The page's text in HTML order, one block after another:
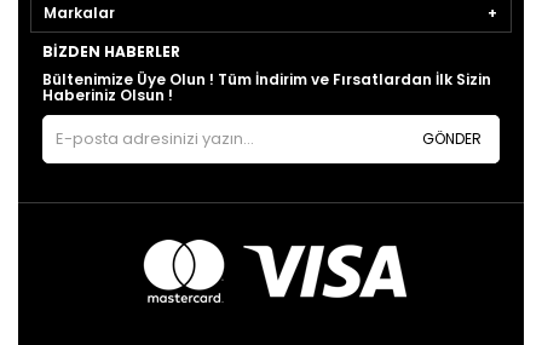
Markalar
BIZDEN HABERLER
Bültenimize Üye Olun ! Tüm İndirim ve Fırsatlardan İlk Sizin
Haberiniz Olsun !
GÖNDER